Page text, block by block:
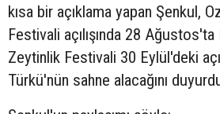
kısa bir açıklama yapan Şenkul,
Festivali açılışında 28 Ağustos'ta
Zeytinlik Festivali 30 Eylül'deki
Türkü'nün sahne alacağını